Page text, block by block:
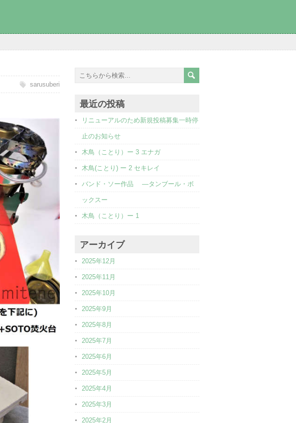
sarusuberi
最近の投稿
リニューアルのため新規投稿募集一時停
止のお知らせ
木鳥（ことり）ー 3 エナガ
木鳥(ことり) ー 2 セキレイ
バンド・ソー作品 ―タンブール・ボ
ックスー
木鳥（ことり）ー 1
アーカイブ
2025年12月
2025年11月
2025年10月
2025年9月
2025年8月
2025年7月
2025年6月
2025年5月
2025年4月
2025年3月
2025年2月